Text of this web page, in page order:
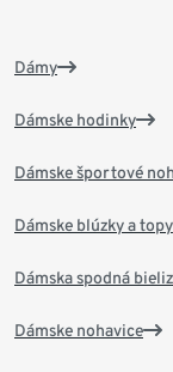
Dámy
Dámske hodinky
Dámske športové
Dámske blúzky a topy
Dámska spodná
Dámske nohavice